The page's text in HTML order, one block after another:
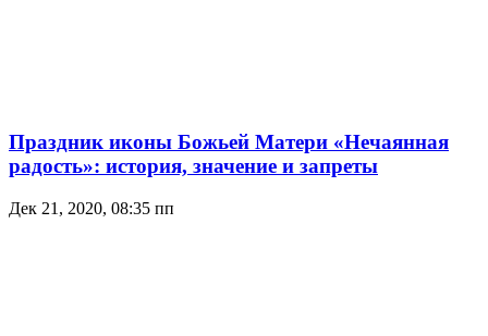
Праздник иконы Божьей Матери «Нечаянная
радость»: история, значение и запреты
Дек 21, 2020, 08:35 пп